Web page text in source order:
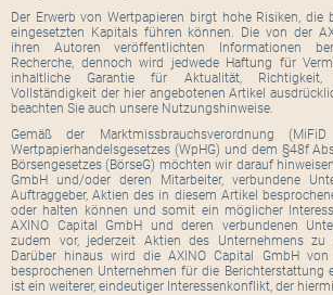
Der Erwerb von Wertpapieren birgt hohe Risiken, die
eingesetzten Kapitals führen können. Die von der
ihren Autoren veröffentlichten Informationen
Recherche, dennoch wird jedwede Haftung für
inhaltliche Garantie für Aktualität, Richtigkeit,
Vollständigkeit der hier angebotenen Artikel
beachten Sie auch unsere Nutzungshinweise.
Gemäß der Marktmissbrauchsverordnung
Wertpapierhandelsgesetzes (WpHG) und dem §48f
Börsengesetzes (BörseG) möchten wir darauf
GmbH und/oder deren Mitarbeiter, verbundene
Auftraggeber, Aktien des in diesem Artikel
oder halten können und somit ein möglicher
AXINO Capital GmbH und deren verbundenen
zudem vor, jederzeit Aktien des Unternehmens zu
Darüber hinaus wird die AXINO Capital GmbH
besprochenen Unternehmen für die Berichterstattung
ist ein weiterer, eindeutiger Interessenkonflikt, der